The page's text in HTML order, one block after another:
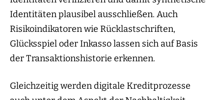
Identitäten plausibel ausschließen. Auch
Risikoindikatoren wie Rücklastschriften,
Glücksspiel oder Inkasso lassen sich auf Basis
der Transaktionshistorie erkennen.
Gleichzeitig werden digitale Kreditprozesse